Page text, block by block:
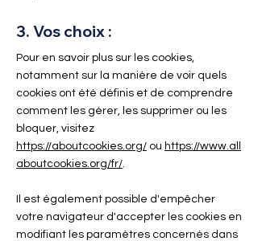
3. Vos choix :
Pour en savoir plus sur les cookies,
notamment sur la manière de voir quels
cookies ont été définis et de comprendre
comment les gérer, les supprimer ou les
bloquer, visitez
https://aboutcookies.org/ ou https://www.all
aboutcookies.org/fr/.
Il est également possible d'empêcher
votre navigateur d'accepter les cookies en
modifiant les paramètres concernés dans